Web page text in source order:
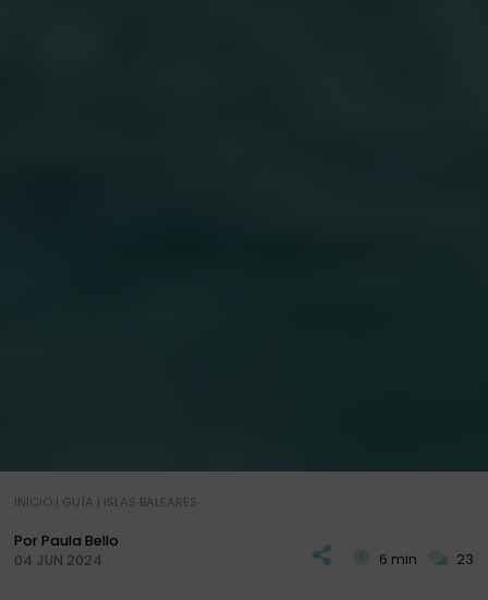
INICIO| GUÍA | ISLAS BALEARES
Por Paula Bello
04 JUN 2024
6 min 23